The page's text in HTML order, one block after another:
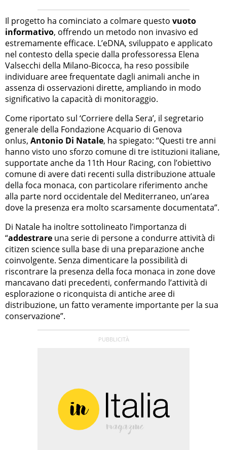
Il progetto ha cominciato a colmare questo vuoto
informativo, offrendo un metodo non invasivo ed
estremamente efficace. L’eDNA, sviluppato e applicato
nel contesto della specie dalla professoressa Elena
Valsecchi della Milano-Bicocca, ha reso possibile
individuare aree frequentate dagli animali anche in
assenza di osservazioni dirette, ampliando in modo
significativo la capacità di monitoraggio.
Come riportato sul ‘Corriere della Sera’, il segretario
generale della Fondazione Acquario di Genova
onlus, Antonio Di Natale, ha spiegato: “Questi tre anni
hanno visto uno sforzo comune di tre istituzioni italiane,
supportate anche da 11th Hour Racing, con l’obiettivo
comune di avere dati recenti sulla distribuzione attuale
della foca monaca, con particolare riferimento anche
alla parte nord occidentale del Mediterraneo, un’area
dove la presenza era molto scarsamente documentata”.
Di Natale ha inoltre sottolineato l’importanza di
“addestrare una serie di persone a condurre attività di
citizen science sulla base di una preparazione anche
coinvolgente. Senza dimenticare la possibilità di
riscontrare la presenza della foca monaca in zone dove
mancavano dati precedenti, confermando l’attività di
esplorazione o riconquista di antiche aree di
distribuzione, un fatto veramente importante per la sua
conservazione”.